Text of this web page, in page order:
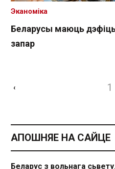
Беларусы маюць
запар
Эканоміка
‹ 1
АПОШНЯЕ НА САЙЦЕ
Беларус з вольнага